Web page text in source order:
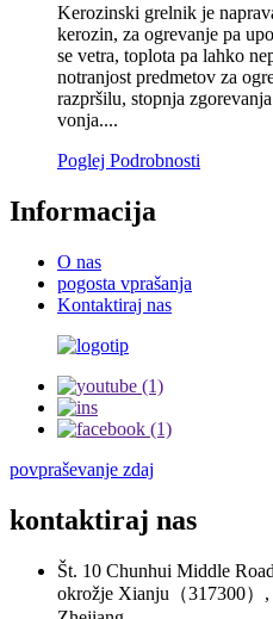
Kerozinski grelnik je
kerozin, za ogrevanje pa
se vetra, toplota pa lahko
notranjost predmetov za
razpršilu, stopnja
vonja....
Poglej Podrobnosti
Informacija
O nas
pogosta vprašanja
Kontaktiraj nas
povpraševanje zdaj
kontaktiraj nas
Št. 10 Chunhui Middle
okrožje Xianju（317300）,